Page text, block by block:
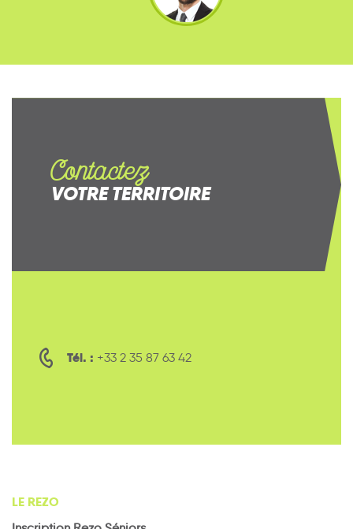
Contactez
VOTRE TERRITOIRE
Tél. : +33 2 35 87 63 42
LE REZO